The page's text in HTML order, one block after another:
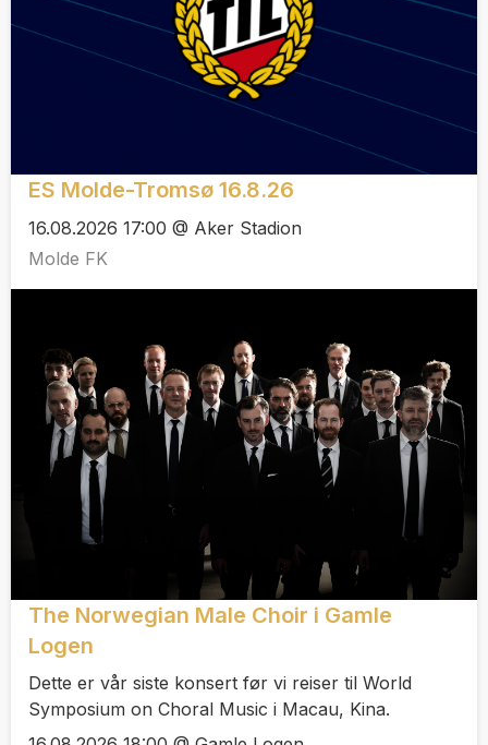
ES Molde-Tromsø 16.8.26
16.08.2026 17:00 @ Aker Stadion
Molde FK
The Norwegian Male Choir i Gamle
Logen
Dette er vår siste konsert før vi reiser til World
Symposium on Choral Music i Macau, Kina.